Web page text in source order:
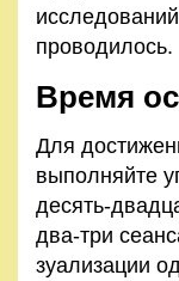
проводилось.
Время
Для
выполняйте
десять-
два-три
зуализации